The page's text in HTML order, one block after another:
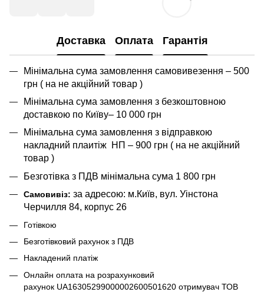
Доставка Оплата Гарантія
Мінімальна сума замовлення самовивезення – 500
грн ( на не акційний товар )
Мінімальна сума замовлення з безкоштовною
доставкою по Київу– 10 000 грн
Мінімальна сума замовлення з відправкою
накладний плаитіж НП – 900 грн ( на не акційний
товар )
Безготівка з ПДВ мінімальна сума 1 800 грн
Самовивіз: за адресою: м.Київ, вул. Уінстона
Черчилля 84, корпус 26
Готівкою
Безготівковий рахунок з ПДВ
Накладений платіж
Онлайн оплата на розрахунковий
рахунок UA16305299000002600501620 отримувач ТОВ